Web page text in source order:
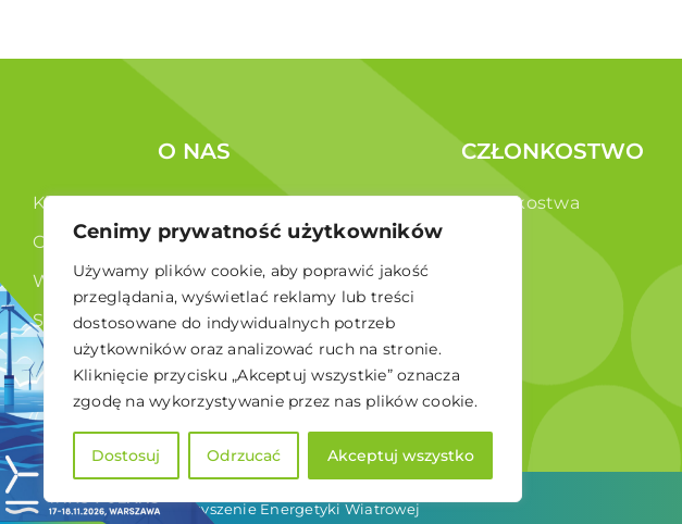
Cenimy prywatność użytkowników
Używamy plików cookie, aby poprawić jakość
przeglądania, wyświetlać reklamy lub treści
dostosowane do indywidualnych potrzeb
użytkowników oraz analizować ruch na stronie.
Kliknięcie przycisku „Akceptuj wszystkie” oznacza
zgodę na wykorzystywanie przez nas plików cookie.
Dostosuj Odrzucać Akceptuj wszystko
O NAS
Kim jesteśmy ?
Co robimy ?
Władze
Statut
RODO
CZŁONKOSTWO
Korzyści członkostwa
Członkowie
© 2026 Polskie Stowarzyszenie Energetyki Wiatrowej